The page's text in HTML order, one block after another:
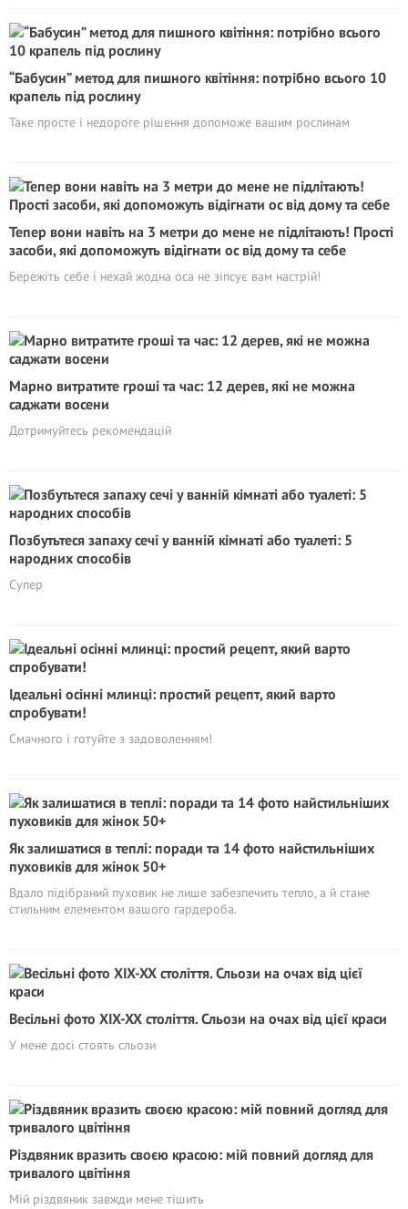
“Бабусин” метод для пишного квітіння: потрібно всього 10
крапель під рослину
Таке просте і недороге рішення допоможе вашим рослинам
Тепер вони навіть на 3 метри до мене не підлітають! Прості
засоби, які допоможуть відігнати ос від дому та себе
Бережіть себе і нехай жодна оса не зіпсує вам настрій!
Марно витратите гроші та час: 12 дерев, які не можна
саджати восени
Дотримуйтесь рекомендацій
Позбутьтеся запаху сечі у ванній кімнаті або туалеті: 5
народних способів
Супер
Ідеальні осінні млинці: простий рецепт, який варто
спробувати!
Смачного і готуйте з задоволенням!
Як залишатися в теплі: поради та 14 фото найстильніших
пуховиків для жінок 50+
Вдало підібраний пуховик не лише забезпечить тепло, а й стане
стильним елементом вашого гардероба.
Весільні фото XIX-XX століття. Сльози на очах від цієї краси
У мене досі стоять сльози
Різдвяник вразить своєю красою: мій повний догляд для
тривалого цвітіння
Мій різдвяник завжди мене тішить